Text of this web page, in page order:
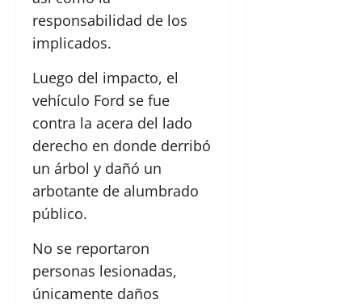
responsabilidad de los
implicados.
Luego del impacto, el
vehículo Ford se fue
contra la acera del lado
derecho en donde derribó
un árbol y dañó un
arbotante de alumbrado
público.
No se reportaron
personas lesionadas,
únicamente daños